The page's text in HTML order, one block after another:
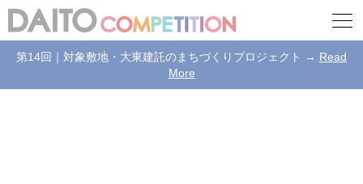
第14回｜対象敷地・大東建託のまちづくりプロジェクト → Read
More